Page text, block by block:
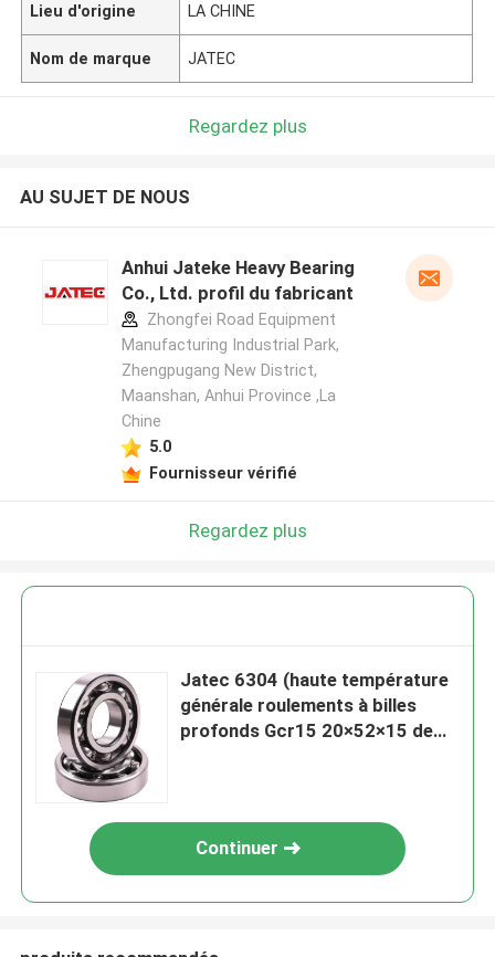
Lieu d'origine LA CHINE
Nom de marque JATEC
Regardez plus
AU SUJET DE NOUS
Anhui Jateke Heavy Bearing
Co., Ltd. profil du fabricant
Zhongfei Road Equipment
Manufacturing Industrial Park,
Zhengpugang New District,
Maanshan, Anhui Province ,La
Chine
5.0
Fournisseur vérifié
Regardez plus
Jatec 6304 (haute température
générale roulements à billes
profonds Gcr15 20×52×15 de
Continuer